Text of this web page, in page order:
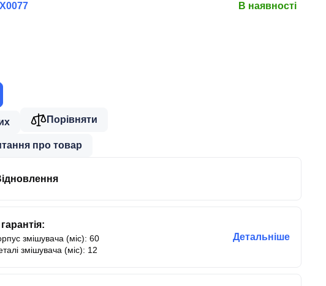
В наявності
Порівняти
про товар
змішувача (міс): 60
змішувача (міс): 12
Детальніше